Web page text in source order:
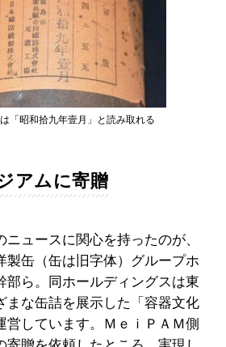
「昭和拾九年壹月」と読み取れる
アムに寄贈
ュースに関心を持ったのが、
製缶（缶は旧字体）グループホ
部ら。同ホールディングスは東
まな缶詰を展示した「容器文化
営しています。ＭｅｉＰＡＭ側